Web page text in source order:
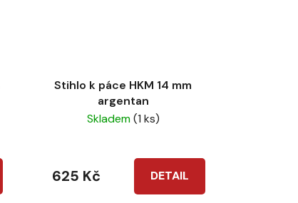
Stihlo k páce HKM 14 mm
argentan
Skladem(1 ks)
DETAIL
625 Kč